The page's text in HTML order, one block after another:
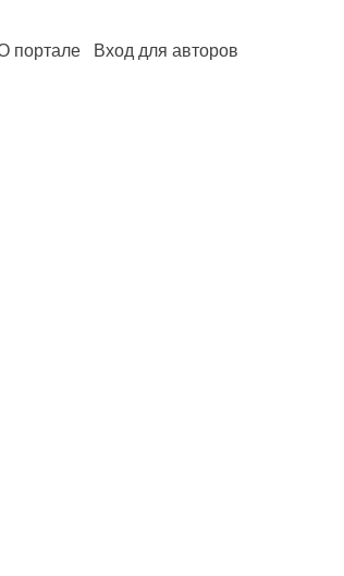
портале Вход для авторов